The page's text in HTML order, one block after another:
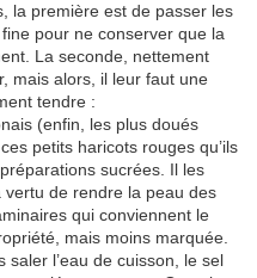
la première est de passer les
pour ne conserver que la
La seconde, nettement
mais alors, il leur faut une
tendre :
(enfin, les plus doués
petits haricots rouges qu’ils
sucrées. Il les
de rendre la peau des
qui conviennent le
mais moins marquée.
l’eau de cuisson, le sel